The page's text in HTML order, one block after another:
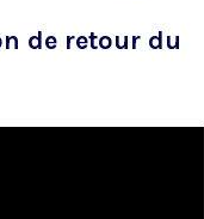
de retour du